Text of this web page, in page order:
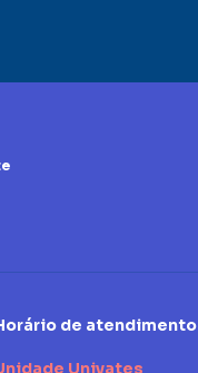
de atendimento
Univates